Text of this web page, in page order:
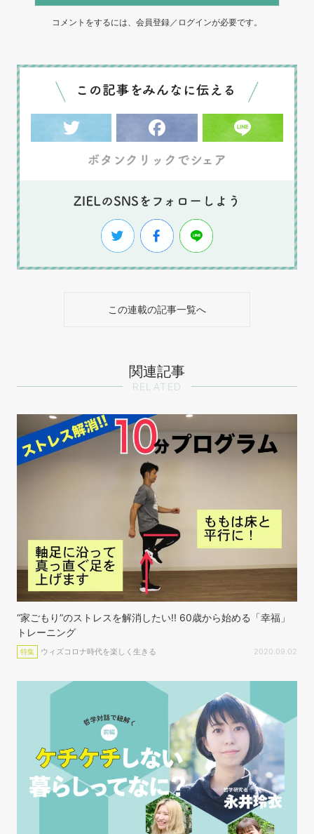
コメントをするには、会員登録／ログインが必要です。
この連載の記事一覧へ
関連記事
RELATED
“家ごもり”のストレスを解消したい!! 60歳から始める「幸福」
トレーニング
特集 ウィズコロナ時代を楽しく生きる 2020.09.02